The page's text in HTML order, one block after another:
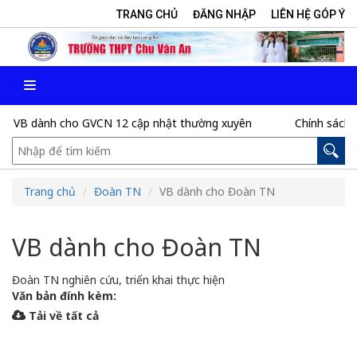
TRANG CHỦ ĐĂNG NHẬP LIÊN HỆ GÓP Ý
dành cho GVCN 12 cập nhật thường xuyên Chính sách
Trang chủ Đoàn TN VB dành cho Đoàn TN
VB dành cho Đoàn TN
Đoàn TN nghiên cứu, triển khai thực hiện
Văn bản đính kèm:
Tải về tất cả